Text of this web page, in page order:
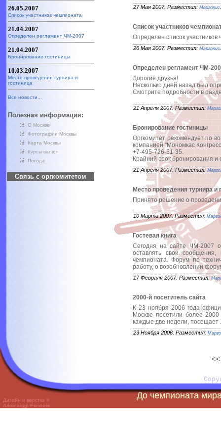
26.05.2007
Список участников чемпионата
21.04.2007
Определен регламент ЧМ-2007
21.04.2007
Бронирование гостиницы
10.03.2007
Место проведения турнира и
гостиница
Все новости...
Полезная информация:
О Москве
Фотографии Москвы
Карта Москвы
Курсы валют
Погода
Связь с оргкомитетом
27 Мая 2007. Разместил: Марголис
Список участников
Определен список
26 Мая 2007. Разместил: Марголис
Определен регламент ЧМ-
Дорогие друзья!
Несколько дней назад был
Смотрите подробности в
21 Апреля 2007. Разместил:
Бронирование гостиницы
Оргкомитет рекомендует по
компанией "Мономкас
+7-495-726-51-35.
Крайний срок бронирования
21 Апреля 2007. Разместил:
Место проведения турнира и
Принято решение о
10 Марта 2007. Разместил:
Гостевая книга
Сегодня на сайте ЧМ-2007
оставлять свои сообщения,
чемпионата. Форум по
работу, о возобновлении
17 Февраля 2007. Разместил:
2000-й посетитель сайта
К 23 ноября 2006 года
Москве посетили более
каждые две недели, посещает
23 Ноября 2006. Разместил:
Дизайн и верстка ©
Александр Евсюков
До чемпионата